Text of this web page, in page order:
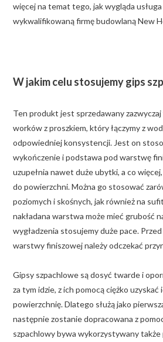
więcej na temat tego, jak wygląda
wykwalifikowaną firmę budowlaną New
W jakim celu stosujemy gips
Ten produkt jest sprzedawany
worków z proszkiem, który łączymy z
odpowiedniej konsystencji. Jest on
wykończenie i podstawa pod warstwę
uzupełnia nawet duże ubytki, a co
do powierzchni. Można go stosować
poziomych i skośnych, jak również na
nakładana warstwa może mieć grubość
wygładzenia stosujemy duże pace.
warstwy finiszowej należy odczekać
Gipsy szpachlowe są dosyć twarde i
za tym idzie, z ich pomocą ciężko uzyskać
powierzchnię. Dlatego służą jako
następnie zostanie dopracowana z
szpachlowy bywa wykorzystywany także